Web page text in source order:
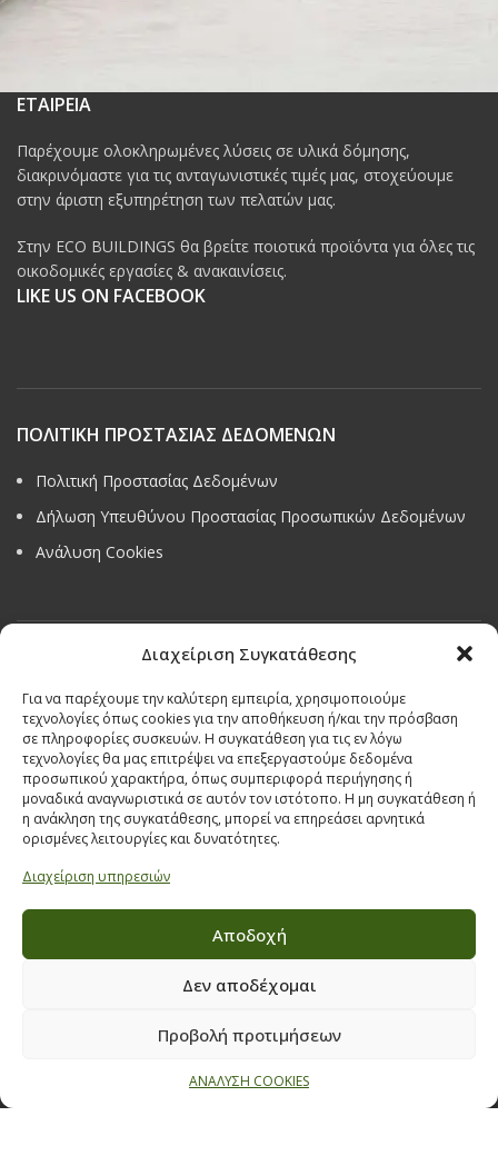
Διαχείριση Συγκατάθεσης
Για να παρέχουμε την καλύτερη εμπειρία, χρησιμοποιούμε
τεχνολογίες όπως cookies για την αποθήκευση ή/και την πρόσβαση
σε πληροφορίες συσκευών. Η συγκατάθεση για τις εν λόγω
τεχνολογίες θα μας επιτρέψει να επεξεργαστούμε δεδομένα
προσωπικού χαρακτήρα, όπως συμπεριφορά περιήγησης ή
μοναδικά αναγνωριστικά σε αυτόν τον ιστότοπο. Η μη συγκατάθεση ή
η ανάκληση της συγκατάθεσης, μπορεί να επηρεάσει αρνητικά
ορισμένες λειτουργίες και δυνατότητες.
Διαχείριση υπηρεσιών
Αποδοχή
Δεν αποδέχομαι
Προβολή προτιμήσεων
ΑΝΑΛΥΣΗ COOKIES
ΕΤΑΙΡΕΙΑ
Παρέχουμε ολοκληρωμένες λύσεις σε υλικά δόμησης,
διακρινόμαστε για τις ανταγωνιστικές τιμές μας, στοχεύουμε
στην άριστη εξυπηρέτηση των πελατών μας.
Στην ECO BUILDINGS θα βρείτε ποιοτικά προϊόντα για όλες τις
οικοδομικές εργασίες & ανακαινίσεις.
LIKE US ON FACEBOOK
ΠΟΛΙΤΙΚΗ ΠΡΟΣΤΑΣΙΑΣ ΔΕΔΟΜΕΝΩΝ
Πολιτική Προστασίας Δεδομένων
Δήλωση Υπευθύνου Προστασίας Προσωπικών Δεδομένων
Ανάλυση Cookies
Όροι & προϋποθέσεις διαγωνισμού
ΣΤΟΙΧΕΙΑ ΕΠΙΚΟΙΝΩΝΙΑΣ
Παπαναστασίου 209,
Θεσσαλονίκη, ΤΚ 542 50
Τηλ:231 030 9709, 231 035 1630
Email:info@ecobuildings.gr
Email:
eshop@ecobuildings.gr
ΒΡΕΙΤΕ ΜΑΣ ΣΤΟ ΧΑΡΤΗ